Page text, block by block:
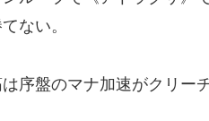
ない。
序盤のマナ加速がクリー